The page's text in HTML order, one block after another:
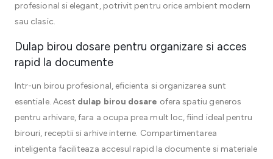
profesional si elegant, potrivit pentru orice ambient modern
sau clasic.
Dulap birou dosare pentru organizare si acces
rapid la documente
Intr-un birou profesional, eficienta si organizarea sunt
esentiale. Acest dulap birou dosare ofera spatiu generos
pentru arhivare, fara a ocupa prea mult loc, fiind ideal pentru
birouri, receptii si arhive interne. Compartimentarea
inteligenta faciliteaza accesul rapid la documente si materiale